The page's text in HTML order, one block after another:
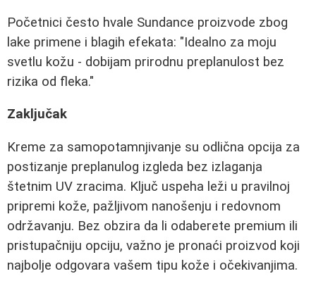
Početnici često hvale Sundance proizvode zbog
lake primene i blagih efekata: "Idealno za moju
svetlu kožu - dobijam prirodnu preplanulost bez
rizika od fleka."
Zaključak
Kreme za samopotamnjivanje su odlična opcija za
postizanje preplanulog izgleda bez izlaganja
štetnim UV zracima. Ključ uspeha leži u pravilnoj
pripremi kože, pažljivom nanošenju i redovnom
održavanju. Bez obzira da li odaberete premium ili
pristupačniju opciju, važno je pronaći proizvod koji
najbolje odgovara vašem tipu kože i očekivanjima.